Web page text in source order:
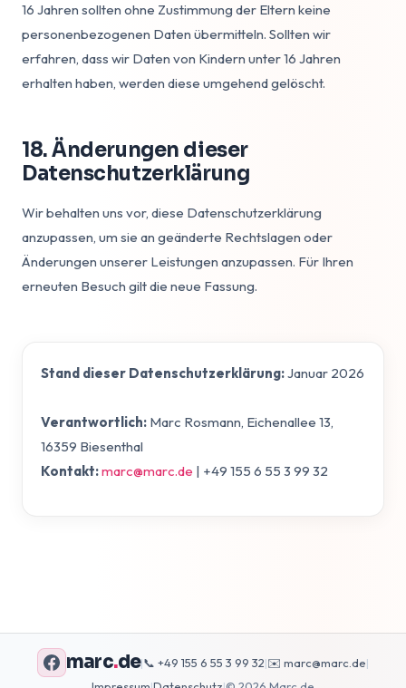
16 Jahren sollten ohne Zustimmung der Eltern keine
personenbezogenen Daten übermitteln. Sollten wir
erfahren, dass wir Daten von Kindern unter 16 Jahren
erhalten haben, werden diese umgehend gelöscht.
18. Änderungen dieser
Datenschutzerklärung
Wir behalten uns vor, diese Datenschutzerklärung
anzupassen, um sie an geänderte Rechtslagen oder
Änderungen unserer Leistungen anzupassen. Für Ihren
erneuten Besuch gilt die neue Fassung.
Stand dieser Datenschutzerklärung:Januar 2026
Verantwortlich: Marc Rosmann, Eichenallee 13,
16359 Biesenthal
Kontakt:marc@marc.de | +49 155 6 55 3 99 32
marc.de|📞 +49 155 6 55 3 99 32|✉️ marc@marc.de|